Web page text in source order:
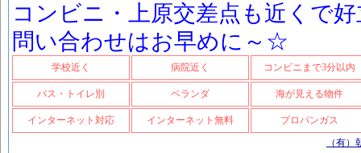
コンビニ・上原交差点も近くで
問い合わせはお早めに～☆
学校近く 病院近く コンビニまで3分以内
バス・トイレ別 ベランダ 海が見える物件
インターネット対応 インターネット無料
プロパンガス
（有